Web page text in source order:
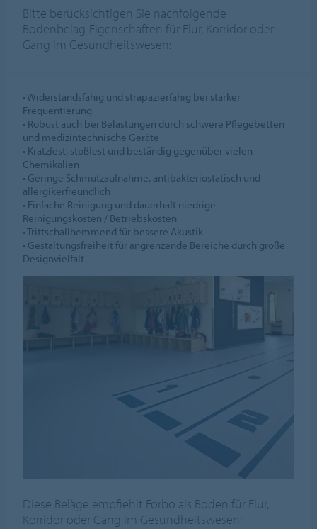
Bitte berücksichtigen Sie nachfolgende
Bodenbelag-Eigenschaften für Flur, Korridor oder
Gang im Gesundheitswesen:
• Widerstandsfähig und strapazierfähig bei starker
Frequentierung
• Robust auch bei Belastungen durch schwere Pflegebetten
und medizintechnische Geräte
• Kratzfest, stoßfest und beständig gegenüber vielen
Chemikalien
• Geringe Schmutzaufnahme, antibakteriostatisch und
allergikerfreundlich
• Einfache Reinigung und dauerhaft niedrige
Reinigungskosten / Betriebskosten
• Trittschallhemmend für bessere Akustik
• Gestaltungsfreiheit für angrenzende Bereiche durch große
Designvielfalt
Diese Beläge empfiehlt Forbo als Boden für Flur,
Korridor oder Gang im Gesundheitswesen: